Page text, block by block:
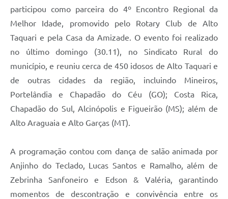
participou como parceira do 4º Encontro Regional da
Melhor Idade, promovido pelo Rotary Club de Alto
Taquari e pela Casa da Amizade. O evento foi realizado
no último domingo (30.11), no Sindicato Rural do
município, e reuniu cerca de 450 idosos de Alto Taquari e
de outras cidades da região, incluindo Mineiros,
Portelândia e Chapadão do Céu (GO); Costa Rica,
Chapadão do Sul, Alcinópolis e Figueirão (MS); além de
Alto Araguaia e Alto Garças (MT).
A programação contou com dança de salão animada por
Anjinho do Teclado, Lucas Santos e Ramalho, além de
Zebrinha Sanfoneiro e Edson & Valéria, garantindo
momentos de descontração e convivência entre os